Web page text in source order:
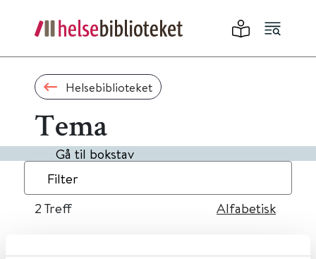
Helsebiblioteket
Tema
Gå til bokstav
Filter
2 Treff Alfabetisk